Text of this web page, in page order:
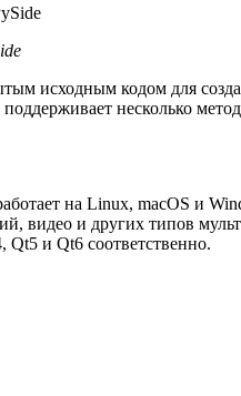
исходным кодом для
несколько
на Linux, macOS и
видео и других типов
Qt5 и Qt6 соответственно.